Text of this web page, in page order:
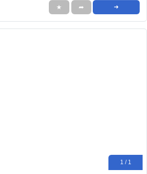
★ ➦ ➜
1 / 1